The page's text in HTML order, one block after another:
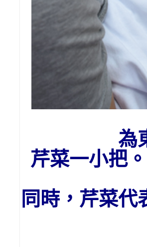
為
芹菜一小把
同時，芹菜代